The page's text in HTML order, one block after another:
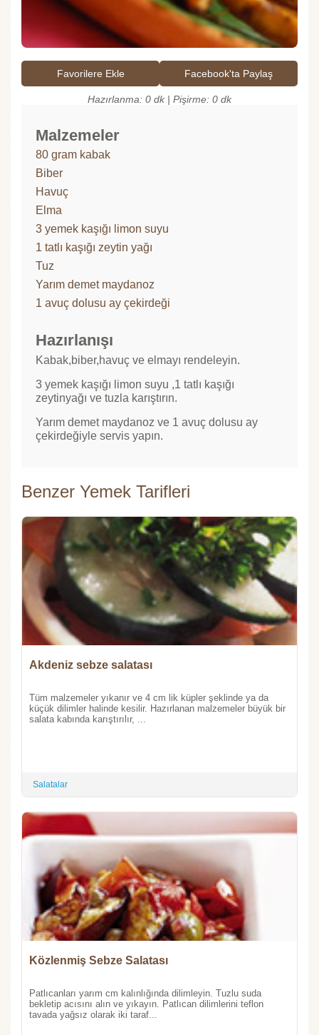
Favorilere Ekle Facebook'ta Paylaş
Hazırlanma: 0 dk | Pişirme: 0 dk
Malzemeler
80 gram kabak
Biber
Havuç
Elma
3 yemek kaşığı limon suyu
1 tatlı kaşığı zeytin yağı
Tuz
Yarım demet maydanoz
1 avuç dolusu ay çekirdeği
Hazırlanışı
Kabak,biber,havuç ve elmayı rendeleyin.
3 yemek kaşığı limon suyu ,1 tatlı kaşığı
zeytinyağı ve tuzla karıştırın.
Yarım demet maydanoz ve 1 avuç dolusu ay
çekirdeğiyle servis yapın.
Benzer Yemek Tarifleri
Akdeniz sebze salatası
Tüm malzemeler yıkanır ve 4 cm lik küpler şeklinde ya da
küçük dilimler halinde kesilir. Hazırlanan malzemeler büyük bir
salata kabında karıştırılır, ...
Salatalar
Közlenmiş Sebze Salatası
Patlıcanları yarım cm kalınlığında dilimleyin. Tuzlu suda
bekletip acısını alın ve yıkayın. Patlıcan dilimlerini teflon
tavada yağsız olarak iki taraf...